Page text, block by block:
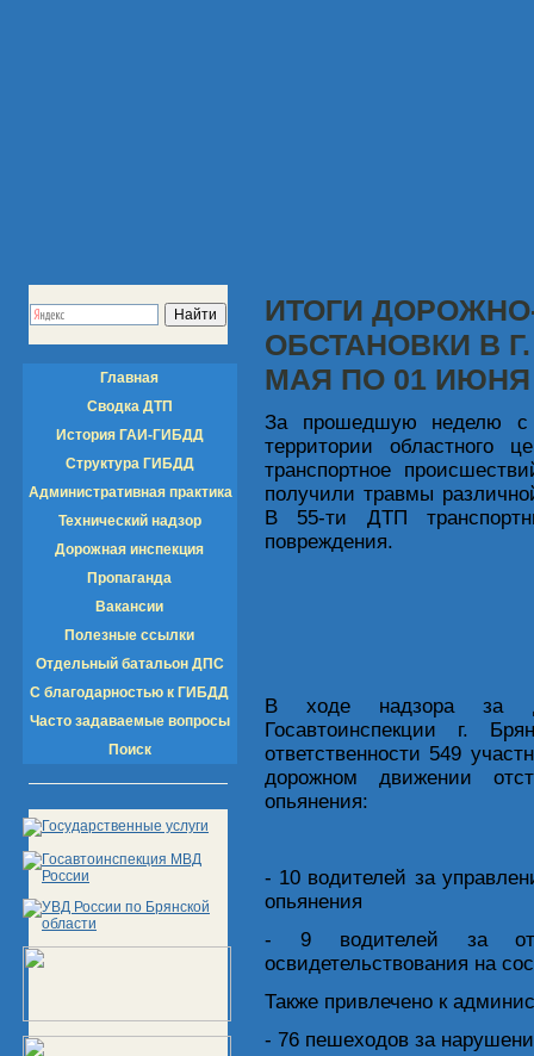
Главная
Сводка ДТП
История ГАИ-ГИБДД
Структура ГИБДД
Административная практика
Технический надзор
Дорожная инспекция
Пропаганда
Вакансии
Полезные ссылки
Отдельный батальон ДПС
С благодарностью к ГИБДД
Часто задаваемые вопросы
Поиск
ИТОГИ
ОБСТАНОВКИ В
МАЯ ПО 01 ИЮНЯ
За прошедшую неделю
территории областного
транспортное
получили травмы
В 55-ти ДТП
повреждения.
В ходе надзора за
Госавтоинспекции г.
ответственности 549
дорожном движении
опьянения:
- 10 водителей за
опьянения
- 9 водителей за
освидетельствования на
Также привлечено к
- 76 пешеходов за